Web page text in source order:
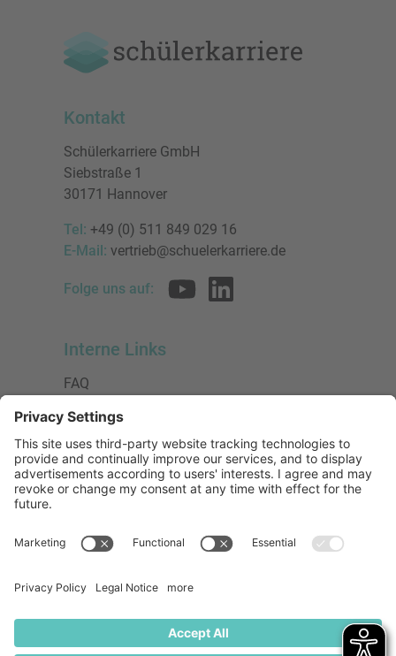
Kontakt
Schülerkarriere GmbH
Siebstraße 1
30171 Hannover
Tel: +49 (0) 511 849 029 16
E-Mail: vertrieb@schuelerkarriere.de
Folge uns auf:
Interne Links
FAQ
Datenschutzerklärung
Impressum
Presse
Urheberrecht
Mitglied bei:
Die Jungen Unternehmer